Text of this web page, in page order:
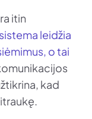
itin
leidžia
o tai
kad